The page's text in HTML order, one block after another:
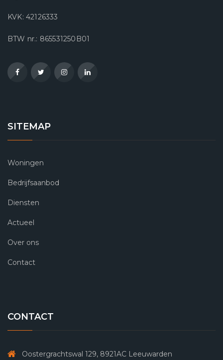
KVK: 42126333
BTW nr.: 865531250B01
SITEMAP
Woningen
Bedrijfsaanbod
Diensten
Actueel
Over ons
Contact
CONTACT
Oostergrachtswal 129, 8921AC Leeuwarden